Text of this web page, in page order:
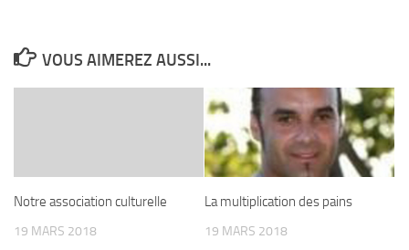
VOUS AIMEREZ AUSSI...
Notre association culturelle
19 MARS 2018
La multiplication des pains
19 MARS 2018